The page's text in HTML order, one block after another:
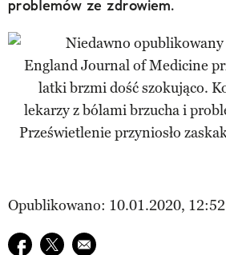
problemów ze zdrowiem.
Opublikowano: 10.01.2020, 12:52
Udostępnij na facebook
Udostępnij na twitter
E-mail do przyjaciela